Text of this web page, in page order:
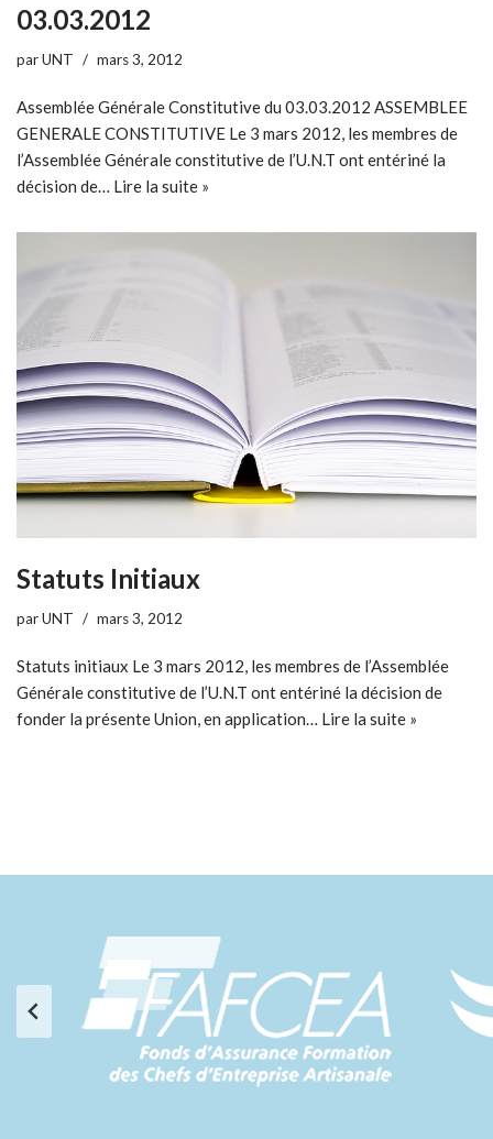
03.03.2012
parUNT mars 3, 2012
Assemblée Générale Constitutive du 03.03.2012 ASSEMBLEE
GENERALE CONSTITUTIVE Le 3 mars 2012, les membres de
l’Assemblée Générale constitutive de l’U.N.T ont entériné la
décision de… Lire la suite »
Statuts Initiaux
parUNT mars 3, 2012
Statuts initiaux Le 3 mars 2012, les membres de l’Assemblée
Générale constitutive de l’U.N.T ont entériné la décision de
fonder la présente Union, en application… Lire la suite »